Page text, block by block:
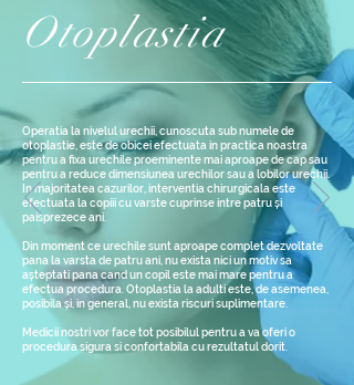
Otoplastia
Operatia la nivelul urechii, cunoscuta sub numele de
otoplastie, este de obicei efectuata in practica noastra
pentru a fixa urechile proeminente mai aproape de cap sau
pentru a reduce dimensiunea urechilor sau a lobilor urechii.
In majoritatea cazurilor, interventia chirurgicala este
efectuata la copiii cu varste cuprinse intre patru și
paisprezece ani.
Din moment ce urechile sunt aproape complet dezvoltate
pana la varsta de patru ani, nu exista nici un motiv sa
așteptati pana cand un copil este mai mare pentru a
efectua procedura. Otoplastia la adulti este, de asemenea,
posibila și, in general, nu exista riscuri suplimentare.
Medicii nostri vor face tot posibilul pentru a va oferi o
procedura sigura si confortabila cu rezultatul dorit.